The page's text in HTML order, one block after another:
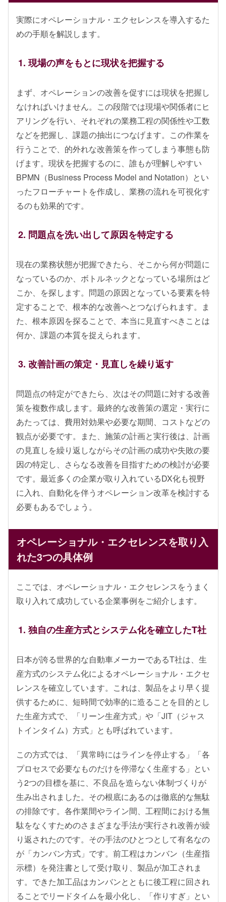
実際にオペレーショナル・エクセレンスを導入するた
めの手順を解説します。
1. 現場の声をもとに現状を把握する
まず、オペレーションの改善を促すには現状を把握し
なければいけません。この段階では現場や関係者にヒ
アリングを行い、それぞれの業務工程の関係性や工数
などを把握し、課題の抽出につなげます。この作業を
行うことで、的外れな改善策を作ってしまう事態も防
げます。現状を把握するのに、誰もが理解しやすい
BPMN（Business Process Model and Notation）とい
ったフローチャートを作成し、業務の流れを可視化す
るのも効果的です。
2. 問題点を洗い出して原因を特定する
現在の業務状態が把握できたら、そこから何が問題に
なっているのか、ボトルネックとなっている場所はど
こか、を探します。問題の原因となっている要素を特
定することで、根本的な改善へとつなげられます。ま
た、根本原因を探ることで、本当に見直すべきことは
何か、課題の本質を捉えられます。
3. 改善計画の策定・見直しを繰り返す
問題点の特定ができたら、次はその問題に対する改善
策を複数作成します。最終的な改善策の選定・実行に
あたっては、費用対効果や必要な期間、コストなどの
観点が必要です。また、施策の計画と実行後は、計画
の見直しを繰り返しながらその計画の成功や失敗の要
因の特定し、さらなる改善を目指すための検討が必要
です。最近多くの企業が取り入れているDX化も視野
に入れ、自動化を伴うオペレーション改革を検討する
必要もあるでしょう。
オペレーショナル・エクセレンスを取り入
れた3つの具体例
ここでは、オペレーショナル・エクセレンスをうまく
取り入れて成功している企業事例をご紹介します。
1. 独自の生産方式とシステム化を確立したT社
日本が誇る世界的な自動車メーカーであるT社は、生
産方式のシステム化によるオペレーショナル・エクセ
レンスを確立しています。これは、製品をより早く提
供するために、短時間で効率的に造ることを目的とし
た生産方式で、「リーン生産方式」や「JIT（ジャス
トインタイム）方式」とも呼ばれています。
この方式では、「異常時にはラインを停止する」「各
プロセスで必要なものだけを停滞なく生産する」とい
う2つの目標を基に、不良品を造らない体制づくりが
生み出されました。その根底にあるのは徹底的な無駄
の排除です。各作業間やライン間、工程間における無
駄をなくすためのさまざまな手法が実行され改善が繰
り返されたのです。その手法のひとつとして有名なの
が「カンバン方式」です。前工程はカンバン（生産指
示標）を発注書として受け取り、製品が加工されま
す。できた加工品はカンバンとともに後工程に回され
ることでリードタイムを最小化し、「作りすぎ」とい